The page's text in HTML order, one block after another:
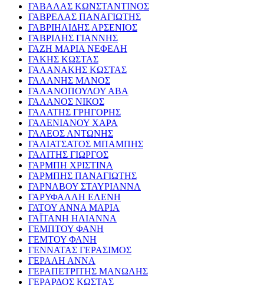
ΓΑΒΑΛΑΣ ΚΩΝΣΤΑΝΤΙΝΟΣ
ΓΑΒΡΕΛΑΣ ΠΑΝΑΓΙΩΤΗΣ
ΓΑΒΡΙΗΛΙΔΗΣ ΑΡΣΕΝΙΟΣ
ΓΑΒΡΙΛΗΣ ΓΙΑΝΝΗΣ
ΓΑΖΗ ΜΑΡΙΑ ΝΕΦΕΛΗ
ΓΑΚΗΣ ΚΩΣΤΑΣ
ΓΑΛΑΝΑΚΗΣ ΚΩΣΤΑΣ
ΓΑΛΑΝΗΣ ΜΑΝΟΣ
ΓΑΛΑΝΟΠΟΥΛΟΥ ΑΒΑ
ΓΑΛΑΝΟΣ ΝΙΚΟΣ
ΓΑΛΑΤΗΣ ΓΡΗΓΟΡΗΣ
ΓΑΛΕΝΙΑΝΟΥ ΧΑΡΑ
ΓΑΛΕΟΣ ΑΝΤΩΝΗΣ
ΓΑΛΙΑΤΣΑΤΟΣ ΜΠΑΜΠΗΣ
ΓΑΛΙΤΗΣ ΓΙΩΡΓΟΣ
ΓΑΡΜΠΗ ΧΡΙΣΤΙΝΑ
ΓΑΡΜΠΗΣ ΠΑΝΑΓΙΩΤΗΣ
ΓΑΡΝΑΒΟΥ ΣΤΑΥΡΙΑΝΝΑ
ΓΑΡΥΦΑΛΛΗ ΕΛΕΝΗ
ΓΑΤΟΥ ΑΝΝΑ ΜΑΡΙΑ
ΓΑΪΤΑΝΗ ΗΛΙΑΝΝΑ
ΓΕΜΠΤΟΥ ΦΑΝΗ
ΓΕΜΤΟΥ ΦΑΝΗ
ΓΕΝΝΑΤΑΣ ΓΕΡΑΣΙΜΟΣ
ΓΕΡΑΛΗ ΑΝΝΑ
ΓΕΡΑΠΕΤΡΙΤΗΣ ΜΑΝΩΛΗΣ
ΓΕΡΑΡΔΟΣ ΚΩΣΤΑΣ